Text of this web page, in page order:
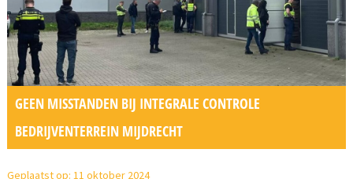
GEEN MISSTANDEN BIJ INTEGRALE CONTROLE
BEDRIJVENTERREIN MIJDRECHT
Geplaatst op: 11 oktober 2024